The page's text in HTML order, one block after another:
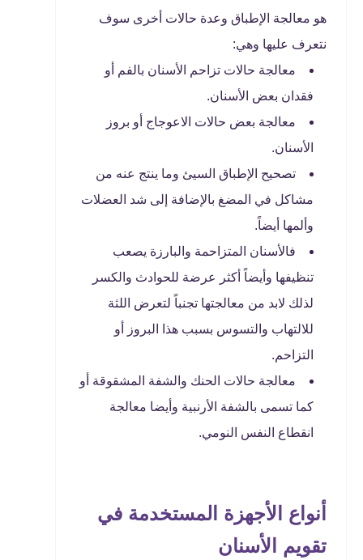
هو معالجة الإطباق وعدة حالات أخرى سوف
نتعرف عليها وهي:
معالجة حالات تزاحم الأسنان بالفم أو
فقدان بعض الأسنان.
معالجة بعض حالات الاعوجاج أو بروز
الأسنان.
تصحيح الإطباق السيئ وما ينتج عنه من
مشاكل في المضغ بالإضافة إلى شد العضلات
وألمها أيضاً.
فالأسنان المتزاحمة والبارزة يصعب
تنظيفها وأيضاً أكثر عرضة للحوادث والكسر
لذلك لابد من معالجتها تجنباً لتعرض اللثة
للالتهاب والتسوس بسبب هذا البروز أو
التزاحم.
معالجة حالات الحنك والشفة المشقوقة أو
كما تسمى بالشفة الأرنبية وأيضا معالجة
انقطاع النفس النومي.
أنواع الأجهزة المستخدمة في
تقويم الأسنان